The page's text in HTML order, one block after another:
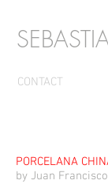
CONTACT
PORCELANA
by Juan